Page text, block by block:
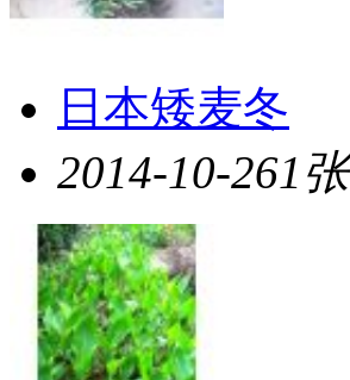
日本矮麦冬
2014-10-261